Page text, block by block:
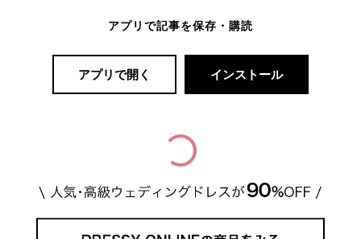
アプリで記事を保存・購読
アプリで開く インストール